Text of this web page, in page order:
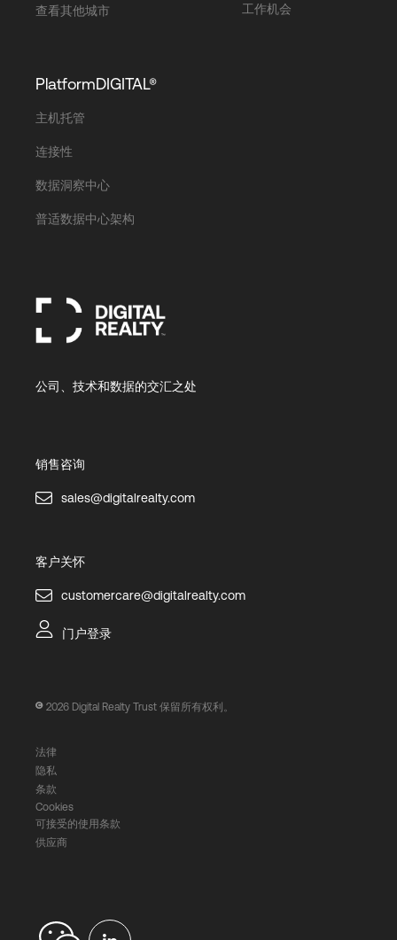
查看其他城市 工作机会
PlatformDIGITAL®
主机托管
连接性
数据洞察中心
普适数据中心架构
公司、技术和数据的交汇之处
销售咨询
sales@digitalrealty.com
客户关怀
customercare@digitalrealty.com
门户登录
2026 Digital Realty Trust 保留所有权利。
法律
隐私
条款
Cookies
可接受的使用条款
供应商